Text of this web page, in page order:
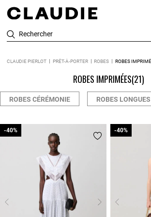
Rechercher
CLAUDIE PIERLOT PRÊT-À-PORTER ROBES ROBES
ROBES IMPRIMÉES(21)
ROBES CÉRÉMONIE ROBES LONGUES
-40%
-40% -40%
-40%